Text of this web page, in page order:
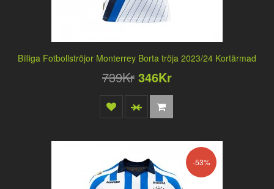
Billiga Fotbollströjor Monterrey Borta tröja 2023/24 Kortärmad
739Kr 346Kr
-53%